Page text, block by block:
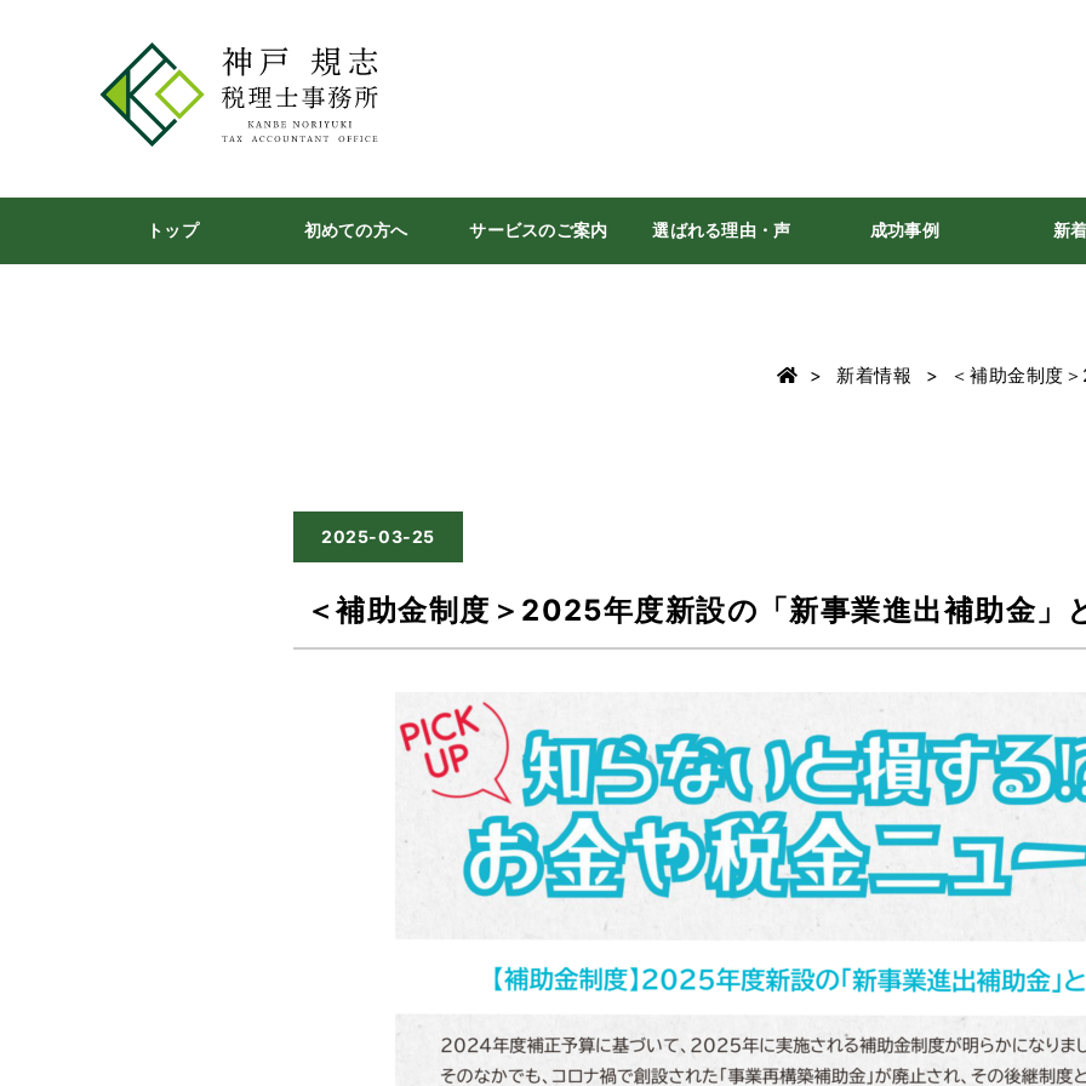
トップ 初めての方へ サービスのご案内 選ばれる理由・声 成功事例 新
新着情報 ＜補助金制度
2025-03-25
＜補助金制度＞2025年度新設の「新事業進出補助金」